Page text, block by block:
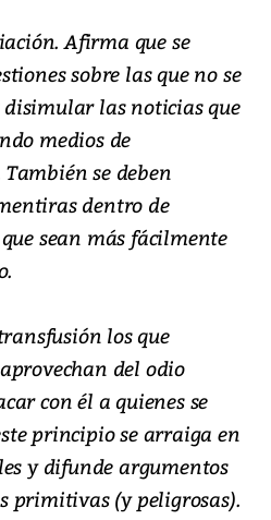
Afirma que se
sobre las que no se
las noticias que
medios de
se deben
dentro de
sean más fácilmente
los que
del odio
con él a quienes se
principio se arraiga en
y difunde argumentos
primitivas (y peligrosas).